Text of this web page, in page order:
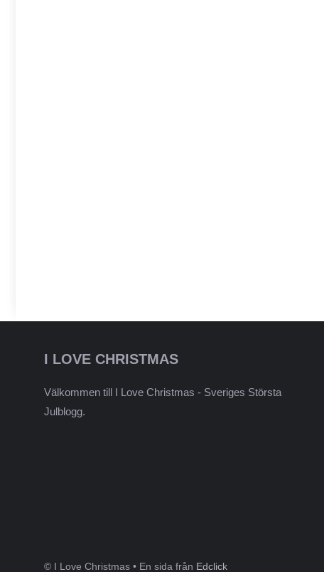
I LOVE CHRISTMAS
Välkommen till I Love Christmas - Sveriges Största
Julblogg.
© I Love Christmas • En sida från Edclick